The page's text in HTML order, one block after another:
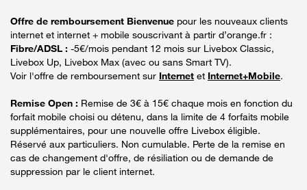
Offre de remboursement Bienvenue pour les nouveaux clients
internet et internet + mobile souscrivant à partir d’orange.fr :
Fibre/ADSL : -5€/mois pendant 12 mois sur Livebox Classic,
Livebox Up, Livebox Max (avec ou sans Smart TV).
Voir l'offre de remboursement sur Internet et Internet+Mobile.
Remise Open : Remise de 3€ à 15€ chaque mois en fonction du
forfait mobile choisi ou détenu, dans la limite de 4 forfaits mobile
supplémentaires, pour une nouvelle offre Livebox éligible.
Réservé aux particuliers. Non cumulable. Perte de la remise en
cas de changement d'offre, de résiliation ou de demande de
suppression par le client internet.